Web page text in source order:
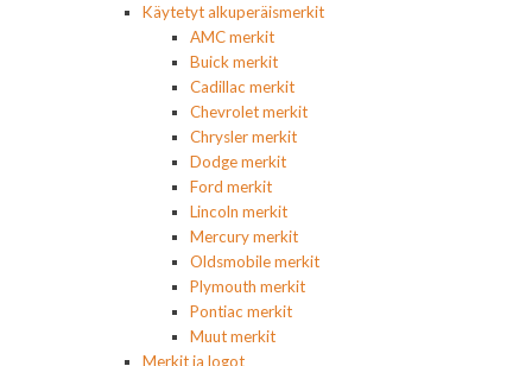
Käytetyt alkuperäismerkit
AMC merkit
Buick merkit
Cadillac merkit
Chevrolet merkit
Chrysler merkit
Dodge merkit
Ford merkit
Lincoln merkit
Mercury merkit
Oldsmobile merkit
Plymouth merkit
Pontiac merkit
Muut merkit
Merkit ja logot